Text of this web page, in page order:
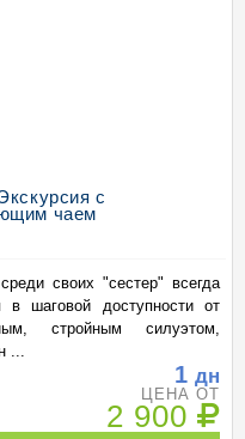
с
чаем
своих "сестер" всегда
в шаговой доступности от
стройным силуэтом,
...
1 дн
ЦЕНА ОТ
2 900